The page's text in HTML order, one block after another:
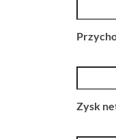
Zysk